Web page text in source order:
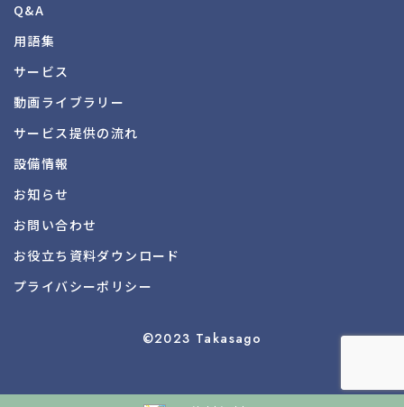
©2023 Takasago
Q&A
用語集
サービス
動画ライブラリー
サービス提供の流れ
設備情報
お知らせ
お問い合わせ
お役立ち資料ダウンロード
プライバシーポリシー